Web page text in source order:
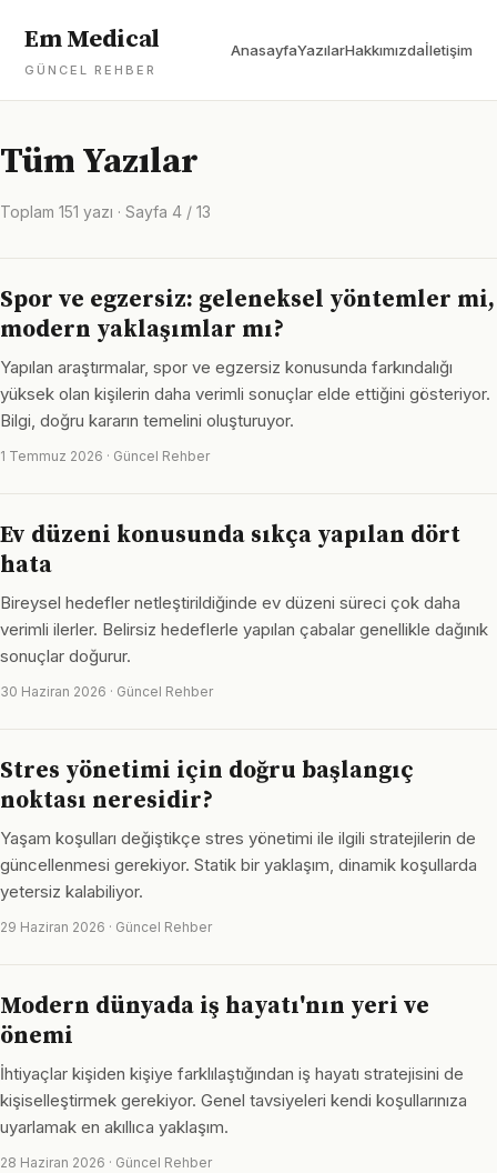
Em Medical
GÜNCEL REHBER
AnasayfaYazılarHakkımızdaİletişim
Tüm Yazılar
Toplam 151 yazı · Sayfa 4 / 13
Spor ve egzersiz: geleneksel yöntemler mi,
modern yaklaşımlar mı?
Yapılan araştırmalar, spor ve egzersiz konusunda farkındalığı
yüksek olan kişilerin daha verimli sonuçlar elde ettiğini gösteriyor.
Bilgi, doğru kararın temelini oluşturuyor.
1 Temmuz 2026 · Güncel Rehber
Ev düzeni konusunda sıkça yapılan dört
hata
Bireysel hedefler netleştirildiğinde ev düzeni süreci çok daha
verimli ilerler. Belirsiz hedeflerle yapılan çabalar genellikle dağınık
sonuçlar doğurur.
30 Haziran 2026 · Güncel Rehber
Stres yönetimi için doğru başlangıç
noktası neresidir?
Yaşam koşulları değiştikçe stres yönetimi ile ilgili stratejilerin de
güncellenmesi gerekiyor. Statik bir yaklaşım, dinamik koşullarda
yetersiz kalabiliyor.
29 Haziran 2026 · Güncel Rehber
Modern dünyada iş hayatı'nın yeri ve
önemi
İhtiyaçlar kişiden kişiye farklılaştığından iş hayatı stratejisini de
kişiselleştirmek gerekiyor. Genel tavsiyeleri kendi koşullarınıza
uyarlamak en akıllıca yaklaşım.
28 Haziran 2026 · Güncel Rehber